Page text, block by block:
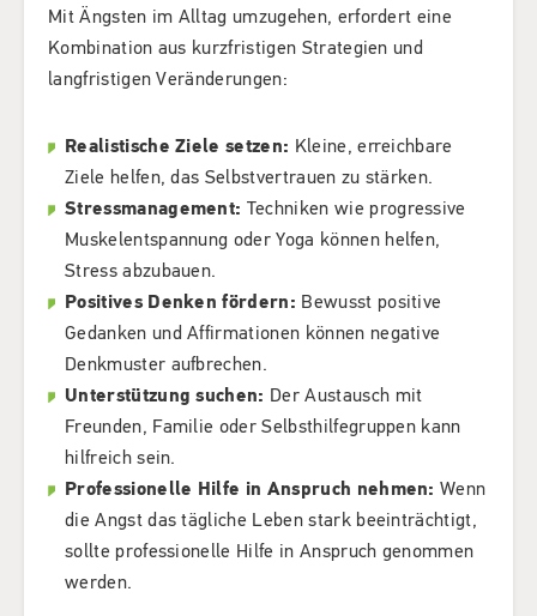
Mit Ängsten im Alltag umzugehen, erfordert eine
Kombination aus kurzfristigen Strategien und
langfristigen Veränderungen:
Realistische Ziele setzen: Kleine, erreichbare
Ziele helfen, das Selbstvertrauen zu stärken.
Stressmanagement: Techniken wie progressive
Muskelentspannung oder Yoga können helfen,
Stress abzubauen.
Positives Denken fördern: Bewusst positive
Gedanken und Affirmationen können negative
Denkmuster aufbrechen.
Unterstützung suchen: Der Austausch mit
Freunden, Familie oder Selbsthilfegruppen kann
hilfreich sein.
Professionelle Hilfe in Anspruch nehmen: Wenn
die Angst das tägliche Leben stark beeinträchtigt,
sollte professionelle Hilfe in Anspruch genommen
werden.